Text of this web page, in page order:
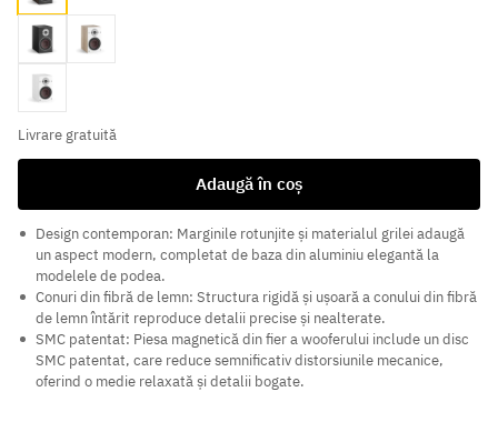
Black Oak
White
Livrare gratuită
Adaugă în coș
Design contemporan: Marginile rotunjite și materialul grilei adaugă
un aspect modern, completat de baza din aluminiu elegantă la
modelele de podea.
Conuri din fibră de lemn: Structura rigidă și ușoară a conului din fibră
de lemn întărit reproduce detalii precise și nealterate.
SMC patentat: Piesa magnetică din fier a wooferului include un disc
SMC patentat, care reduce semnificativ distorsiunile mecanice,
oferind o medie relaxată și detalii bogate.